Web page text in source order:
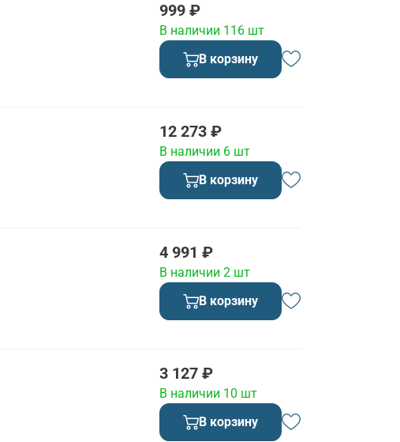
999 ₽
В наличии 116 шт
В корзину
12 273 ₽
В наличии 6 шт
В корзину
4 991 ₽
В наличии 2 шт
В корзину
3 127 ₽
В наличии 10 шт
В корзину